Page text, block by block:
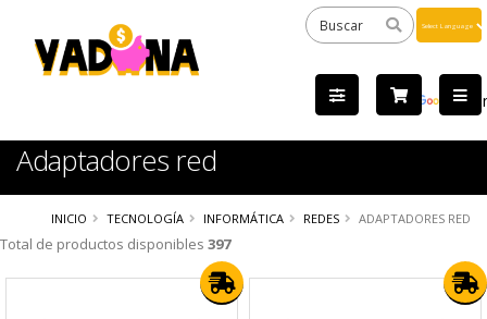
by
Adaptadores red
INICIO TECNOLOGÍA INFORMÁTICA REDES ADAPTADORES RED
Total de productos disponibles 397